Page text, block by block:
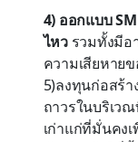
4) ออกแบบ
ไหวรวมทั้งมีอ
ความเสียหาย
5)ลงทุนก่อสร้
ถาวรในบริเว
เก่าแก่ที่มั่นคง